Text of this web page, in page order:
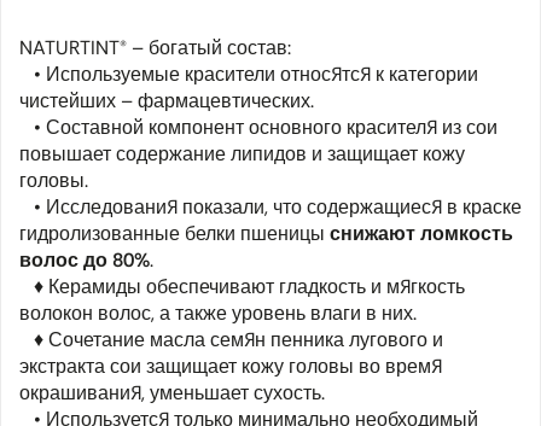
NATURTINT® – богатый состав:
• Используемые красители относятся к категории
чистейших – фармацевтических.
• Составной компонент основного красителя из сои
повышает содержание липидов и защищает кожу
головы.
• Исследования показали, что содержащиеся в краске
гидролизованные белки пшеницы снижают ломкость
волос до 80%.
♦ Керамиды обеспечивают гладкость и мягкость
волокон волос, а также уровень влаги в них.
♦ Сочетание масла семян пенника лугового и
экстракта сои защищает кожу головы во время
окрашивания, уменьшает сухость.
• Используется только минимально необходимый